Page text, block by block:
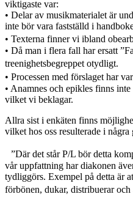
viktigaste var:
• Delar av musikmaterialet är
inte bör vara fastställd i
• Texterna finner vi ibland
• Då man i flera fall har ersatt
treenighetsbegreppet otydligt.
• Processen med förslaget har
• Anamnes och epikles finns
vilket vi beklagar.
Allra sist i enkäten finns
vilket hos oss resulterade i
”Där det står P/L bör detta
vår uppfattning har diakonen
tydliggörs. Exempel på detta är
förbönen, dukar, distribuerar